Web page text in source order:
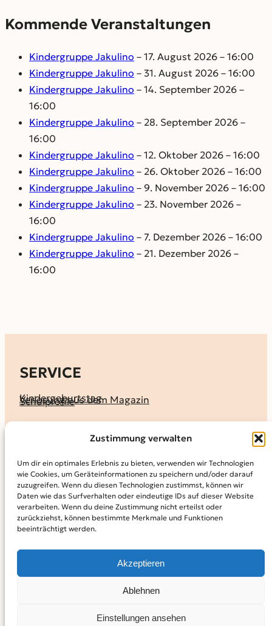
Zustimmung verwalten
Um dir ein optimales Erlebnis zu bieten, verwenden wir Technologien
wie Cookies, um Geräteinformationen zu speichern und/oder darauf
zuzugreifen. Wenn du diesen Technologien zustimmst, können wir
Daten wie das Surfverhalten oder eindeutige IDs auf dieser Website
verarbeiten. Wenn du deine Zustimmung nicht erteilst oder
zurückziehst, können bestimmte Merkmale und Funktionen
beeinträchtigt werden.
Akzeptieren
Ablehnen
Einstellungen ansehen
Kommende Veranstaltungen
Kindergruppe Jakulino – 17. August 2026 – 16:00
Kindergruppe Jakulino – 31. August 2026 – 16:00
Kindergruppe Jakulino – 14. September 2026 –
16:00
Kindergruppe Jakulino – 28. September 2026 –
16:00
Kindergruppe Jakulino – 12. Oktober 2026 – 16:00
Kindergruppe Jakulino – 26. Oktober 2026 – 16:00
Kindergruppe Jakulino – 9. November 2026 – 16:00
Kindergruppe Jakulino – 23. November 2026 –
16:00
Kindergruppe Jakulino – 7. Dezember 2026 – 16:00
Kindergruppe Jakulino – 21. Dezember 2026 –
16:00
SERVICE
Kindergeburtstag
Verlosung aus dem Magazin
Schulprofile
KALENDER
MAGAZIN
KidS-Ausgaben online lesen
Abonnement
Archiv
INFO
Datenschutz­erklärung
Powered by